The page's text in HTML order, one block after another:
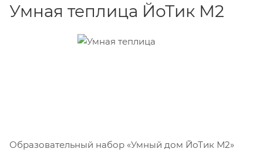
Умная теплица ЙоТик М2
Образовательный набор «Умный дом ЙоТик М2»